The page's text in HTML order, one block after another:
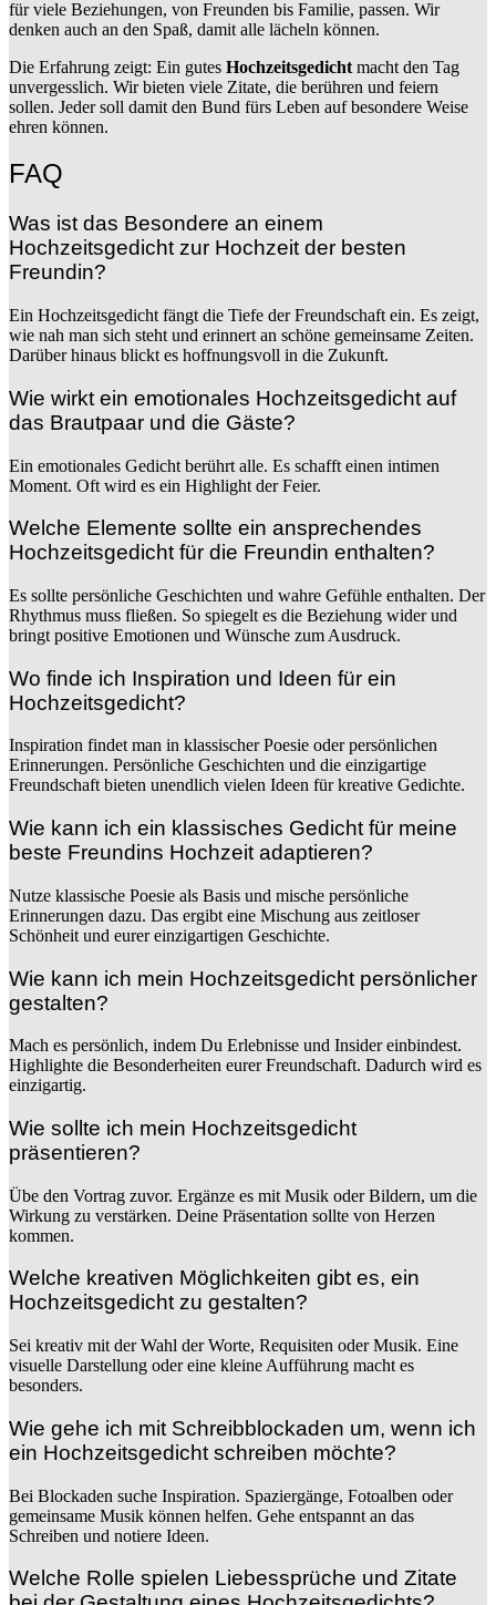
für viele Beziehungen, von Freunden bis Familie, passen. Wir
denken auch an den Spaß, damit alle lächeln können.
Die Erfahrung zeigt: Ein gutes Hochzeitsgedicht macht den Tag
unvergesslich. Wir bieten viele Zitate, die berühren und feiern
sollen. Jeder soll damit den Bund fürs Leben auf besondere Weise
ehren können.
FAQ
Was ist das Besondere an einem
Hochzeitsgedicht zur Hochzeit der besten
Freundin?
Ein Hochzeitsgedicht fängt die Tiefe der Freundschaft ein. Es zeigt,
wie nah man sich steht und erinnert an schöne gemeinsame Zeiten.
Darüber hinaus blickt es hoffnungsvoll in die Zukunft.
Wie wirkt ein emotionales Hochzeitsgedicht auf
das Brautpaar und die Gäste?
Ein emotionales Gedicht berührt alle. Es schafft einen intimen
Moment. Oft wird es ein Highlight der Feier.
Welche Elemente sollte ein ansprechendes
Hochzeitsgedicht für die Freundin enthalten?
Es sollte persönliche Geschichten und wahre Gefühle enthalten. Der
Rhythmus muss fließen. So spiegelt es die Beziehung wider und
bringt positive Emotionen und Wünsche zum Ausdruck.
Wo finde ich Inspiration und Ideen für ein
Hochzeitsgedicht?
Inspiration findet man in klassischer Poesie oder persönlichen
Erinnerungen. Persönliche Geschichten und die einzigartige
Freundschaft bieten unendlich vielen Ideen für kreative Gedichte.
Wie kann ich ein klassisches Gedicht für meine
beste Freundins Hochzeit adaptieren?
Nutze klassische Poesie als Basis und mische persönliche
Erinnerungen dazu. Das ergibt eine Mischung aus zeitloser
Schönheit und eurer einzigartigen Geschichte.
Wie kann ich mein Hochzeitsgedicht persönlicher
gestalten?
Mach es persönlich, indem Du Erlebnisse und Insider einbindest.
Highlighte die Besonderheiten eurer Freundschaft. Dadurch wird es
einzigartig.
Wie sollte ich mein Hochzeitsgedicht
präsentieren?
Übe den Vortrag zuvor. Ergänze es mit Musik oder Bildern, um die
Wirkung zu verstärken. Deine Präsentation sollte von Herzen
kommen.
Welche kreativen Möglichkeiten gibt es, ein
Hochzeitsgedicht zu gestalten?
Sei kreativ mit der Wahl der Worte, Requisiten oder Musik. Eine
visuelle Darstellung oder eine kleine Aufführung macht es
besonders.
Wie gehe ich mit Schreibblockaden um, wenn ich
ein Hochzeitsgedicht schreiben möchte?
Bei Blockaden suche Inspiration. Spaziergänge, Fotoalben oder
gemeinsame Musik können helfen. Gehe entspannt an das
Schreiben und notiere Ideen.
Welche Rolle spielen Liebessprüche und Zitate